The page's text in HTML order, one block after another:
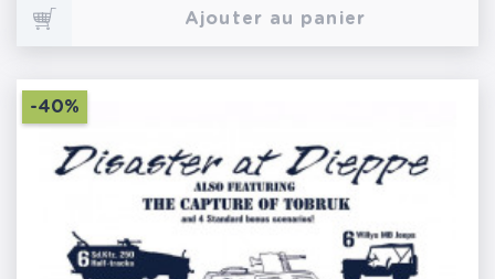
Ajouter au panier
-40%